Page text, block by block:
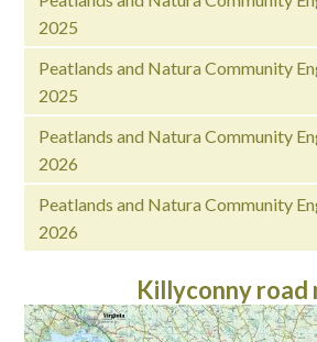
2025
Peatlands and Natura Community
2025
Peatlands and Natura Community
2026
Peatlands and Natura Community
2026
Killyconny road